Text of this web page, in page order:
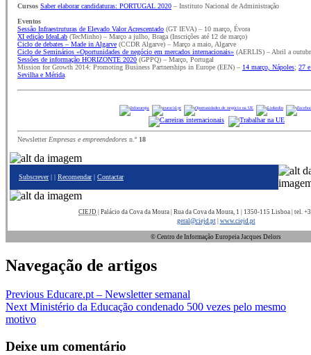
Cursos Saber elaborar candidaturas: PORTUGAL 2020 – Instituto Nacional de Administração
Eventos
Sessão Infraestruturas de Elevado Valor Acrescentado (GT IEVA) – 10 março, Évora
XI edição IdeaLab (TecMinho) – Março a julho, Braga (Inscrições até 12 de março)
Ciclo de debates – Made in Algarve (CCDR Algarve) – Março a maio, Algarve
Ciclo de Seminários «Oportunidades de negócio em mercados internacionais» (AERLIS) – Abril a
Sessões de informação HORIZONTE 2020 (GPPQ) – Março, Portugal
Mission for Growth 2014: Promoting Business Partnerships in Europe (EEN) – 14 março, Nápoles; 27
Sevilha e Mérida
Newsletter Empresas e empreendedores n.º 18
Subscrever| | Recomendar| Contactar
CIEJD | Palácio da Cova da Moura | Rua da Cova da Moura, 1 | 1350-115 Lisboa | tel.
geral@ciejd.pt| www.ciejd.pt
© Centro de Informação Europeia Jacques Delors
Navegação de artigos
Previous Educare.pt – Newsletter semanal
Next Ministério da Educação condenado 500 vezes pelo mesmo
motivo
Deixe um comentário